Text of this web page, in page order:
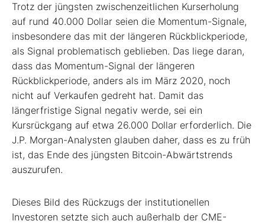
Trotz der jüngsten zwischenzeitlichen Kurserholung
auf rund 40.000 Dollar seien die Momentum-Signale,
insbesondere das mit der längeren Rückblickperiode,
als Signal problematisch geblieben. Das liege daran,
dass das Momentum-Signal der längeren
Rückblickperiode, anders als im März 2020, noch
nicht auf Verkaufen gedreht hat. Damit das
längerfristige Signal negativ werde, sei ein
Kursrückgang auf etwa 26.000 Dollar erforderlich. Die
J.P. Morgan-Analysten glauben daher, dass es zu früh
ist, das Ende des jüngsten Bitcoin-Abwärtstrends
auszurufen.
Dieses Bild des Rückzugs der institutionellen
Investoren setzte sich auch außerhalb der CME-